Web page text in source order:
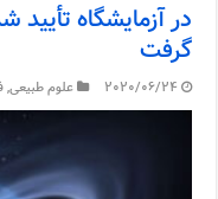
در آزمایشگاه
گرفت
2020/06/24 علوم طبیعی,